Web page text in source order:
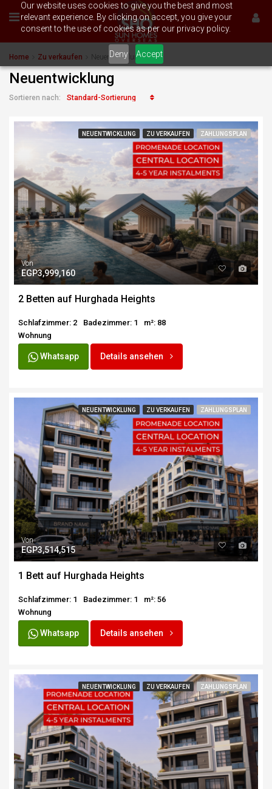
Our website uses cookies to give you the best and most
relevant experience. By clicking on accept, you give your
consent to the use of cookies as per our privacy policy.
Deny Accept
Home Zu verkaufen Neuentwicklung
Neuentwicklung
Sortieren nach: Standard-Sortierung
NEUENTWICKLUNG ZU VERKAUFEN ZAHLUNGSPLAN
Von
EGP3,999,160
2 Betten auf Hurghada Heights
Schlafzimmer: 2 Badezimmer: 1
m²: 88
Wohnung
Whatsapp Details ansehen
NEUENTWICKLUNG ZU VERKAUFEN ZAHLUNGSPLAN
Von
EGP3,514,515
1 Bett auf Hurghada Heights
Schlafzimmer: 1 Badezimmer: 1
m²: 56
Wohnung
Whatsapp Details ansehen
NEUENTWICKLUNG ZU VERKAUFEN ZAHLUNGSPLAN